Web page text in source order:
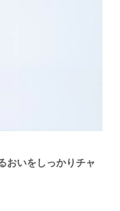
おいをしっかりチャ